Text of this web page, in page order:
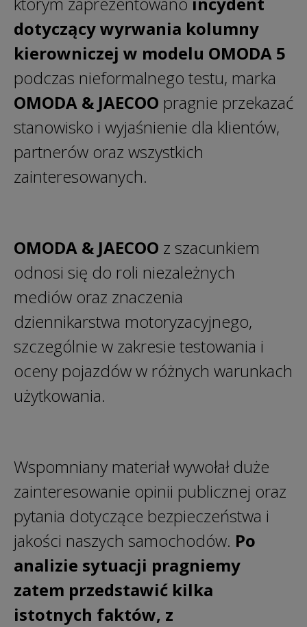
dotyczący wyrwania kolumny
kierowniczej w modelu OMODA 5
podczas nieformalnego testu, marka
OMODA & JAECOO pragnie przekazać
stanowisko i wyjaśnienie dla klientów,
partnerów oraz wszystkich
zainteresowanych.
OMODA & JAECOO z szacunkiem
odnosi się do roli niezależnych
mediów oraz znaczenia
dziennikarstwa motoryzacyjnego,
szczególnie w zakresie testowania i
oceny pojazdów w różnych warunkach
użytkowania.
Wspomniany materiał wywołał duże
zainteresowanie opinii publicznej oraz
pytania dotyczące bezpieczeństwa i
jakości naszych samochodów. Po
analizie sytuacji pragniemy
zatem przedstawić kilka
istotnych faktów, z